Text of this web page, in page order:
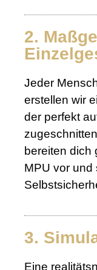
2.
Jeder
erstellen wir
der perfekt
bereiten dich
MPU vor und
3.
Eine